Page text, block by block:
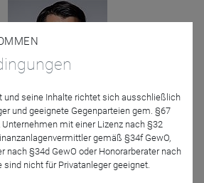
Marcus Hüttinger
GANÉ Investment-AG
und seine Inhalte richtet sich ausschließlich
und geeignete Gegenparteien gem. §67
Unternehmen mit einer Lizenz nach §32
gemäß §34f GewO,
nach §34d GewO oder Honorarberater nach
sind nicht für Privatanleger geeignet.